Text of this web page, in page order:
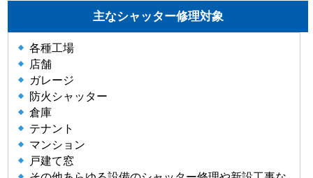
主なシャッター修理対象
各種工場
店舗
ガレージ
防火シャッター
倉庫
テナント
マンション
戸建て窓